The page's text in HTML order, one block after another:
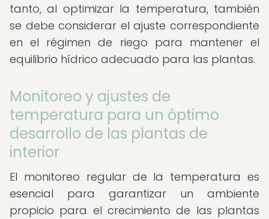
tanto, al optimizar la temperatura, también
se debe considerar el ajuste correspondiente
en el régimen de riego para mantener el
equilibrio hídrico adecuado para las plantas.
Monitoreo y ajustes de
temperatura para un óptimo
desarrollo de las plantas de
interior
El monitoreo regular de la temperatura es
esencial para garantizar un ambiente
propicio para el crecimiento de las plantas